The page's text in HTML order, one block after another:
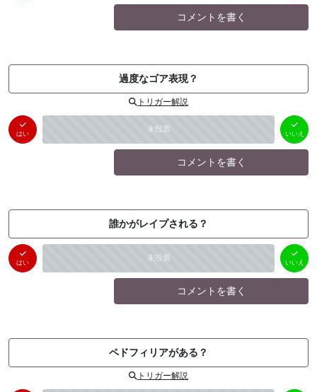
コメントを書く
過度なゴア表現？
トリガー解説
はい 未投票
いいえ
（ 0件）
いいえ
コメントを書く
誰かがレイプされる？
はい 未投票
いいえ
（ 0件）
いいえ
コメントを書く
ペドフィリアがある？
トリガー解説